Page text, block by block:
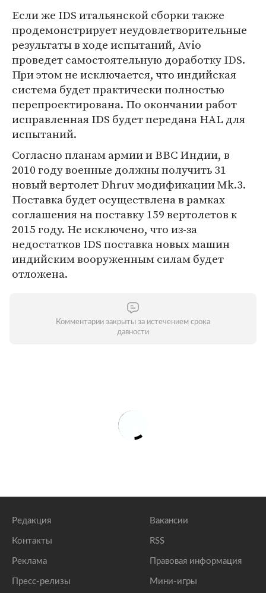
Если же IDS итальянской сборки также
продемонстрирует неудовлетворительные
результаты в ходе испытаний, Avio
проведет самостоятельную доработку IDS.
При этом не исключается, что индийская
система будет практически полностью
перепроектирована. По окончании работ
исправленная IDS будет передана HAL для
испытаний.
Согласно планам армии и ВВС Индии, в
2010 году военные должны получить 31
новый вертолет Dhruv модификации Mk.3.
Поставка будет осуществлена в рамках
соглашения на поставку 159 вертолетов к
2015 году. Не исключено, что из-за
недостатков IDS поставка новых машин
индийским вооруженным силам будет
отложена.
Комментарии закрыты за истечением срока
давности
Редакция
Контакты
Реклама
Пресс-релизы
Вакансии
RSS
Правовая информация
Мини-игры